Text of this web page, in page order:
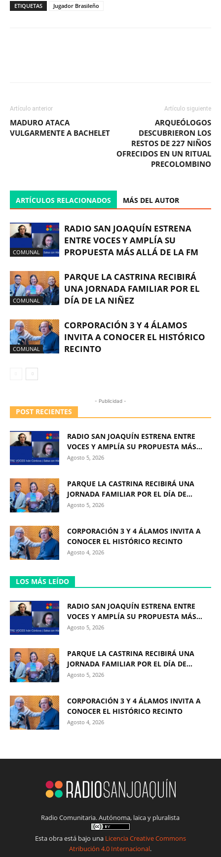
ETIQUETAS
Jugador Brasileño
Artículo anterior
MADURO ATACA
VULGARMENTE A BACHELET
Artículo siguiente
ARQUEÓLOGOS
DESCUBRIERON LOS
RESTOS DE 227 NIÑOS
OFRECIDOS EN UN RITUAL
PRECOLOMBINO
ARTÍCULOS RELACIONADOS MÁS DEL AUTOR
COMUNAL
RADIO SAN JOAQUÍN ESTRENA
ENTRE VOCES Y AMPLÍA SU
PROPUESTA MÁS ALLÁ DE LA FM
COMUNAL
PARQUE LA CASTRINA RECIBIRÁ
UNA JORNADA FAMILIAR POR EL
DÍA DE LA NIÑEZ
COMUNAL
CORPORACIÓN 3 Y 4 ÁLAMOS
INVITA A CONOCER EL HISTÓRICO
RECINTO
- Publicidad -
POST RECIENTES
RADIO SAN JOAQUÍN ESTRENA ENTRE
VOCES Y AMPLÍA SU PROPUESTA MÁS...
Agosto 5, 2026
PARQUE LA CASTRINA RECIBIRÁ UNA
JORNADA FAMILIAR POR EL DÍA DE...
Agosto 5, 2026
CORPORACIÓN 3 Y 4 ÁLAMOS INVITA A
CONOCER EL HISTÓRICO RECINTO
Agosto 4, 2026
LOS MÁS LEÍDO
RADIO SAN JOAQUÍN ESTRENA ENTRE
VOCES Y AMPLÍA SU PROPUESTA MÁS...
Agosto 5, 2026
PARQUE LA CASTRINA RECIBIRÁ UNA
JORNADA FAMILIAR POR EL DÍA DE...
Agosto 5, 2026
CORPORACIÓN 3 Y 4 ÁLAMOS INVITA A
CONOCER EL HISTÓRICO RECINTO
Agosto 4, 2026
Radio Comunitaria. Autónoma, laica y pluralista
Esta obra está bajo una Licencia Creative Commons
Atribución 4.0 Internacional.